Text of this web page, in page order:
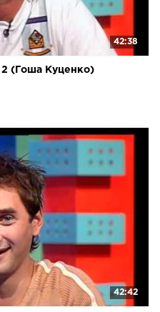
42:38
(Гоша Куценко)
42:42